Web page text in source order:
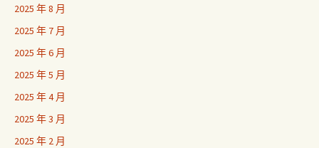
2025 年 8 月
2025 年 7 月
2025 年 6 月
2025 年 5 月
2025 年 4 月
2025 年 3 月
2025 年 2 月